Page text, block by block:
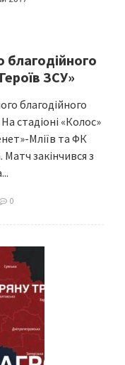
благодійного
ЗСУ»
благодійного
стадіоні «Колос»
Мліїв та ФК
закінчився з
0